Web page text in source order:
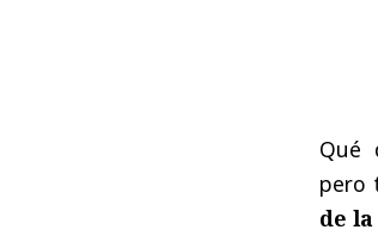
Qué
pero
de la